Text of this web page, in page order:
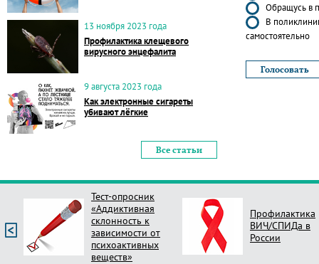
13 ноября 2023 года
Профилактика клещевого
вирусного энцефалита
9 августа 2023 года
Как электронные сигареты
убивают лёгкие
Все статьи
Обращусь в
В
самостоятельно
Тест-опросник
«Аддиктивная
склонность к
зависимости от
психоактивных
веществ»
Профилактика
ВИЧ/СПИДа в
России